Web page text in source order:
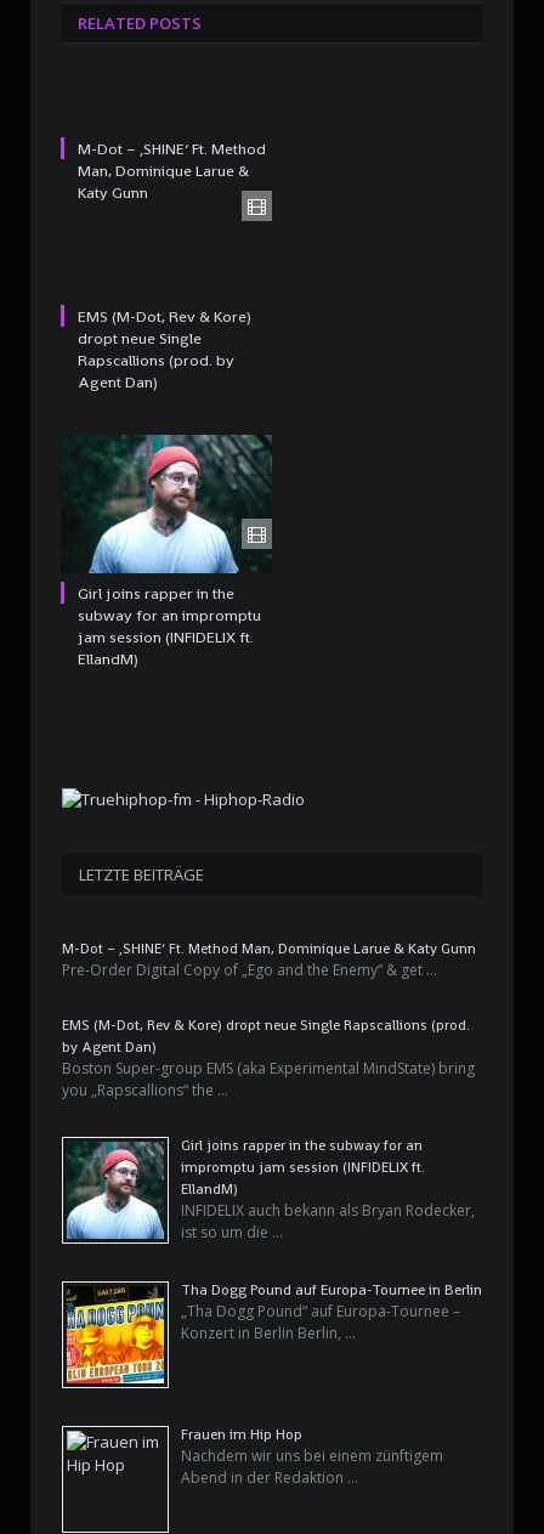
RELATED POSTS
M-Dot – ‚SHINE‘ Ft. Method
Man, Dominique Larue &
Katy Gunn
EMS (M-Dot, Rev & Kore)
dropt neue Single
Rapscallions (prod. by
Agent Dan)
Girl joins rapper in the
subway for an impromptu
jam session (INFIDELIX ft.
EllandM)
LETZTE BEITRÄGE
M-Dot – ‚SHINE‘ Ft. Method Man, Dominique Larue & Katy Gunn
Pre-Order Digital Copy of „Ego and the Enemy“ & get …
EMS (M-Dot, Rev & Kore) dropt neue Single Rapscallions (prod.
by Agent Dan)
Boston Super-group EMS (aka Experimental MindState) bring
you „Rapscallions“ the …
Girl joins rapper in the subway for an
impromptu jam session (INFIDELIX ft.
EllandM)
INFIDELIX auch bekann als Bryan Rodecker,
ist so um die …
Tha Dogg Pound auf Europa-Tournee in Berlin
„Tha Dogg Pound“ auf Europa-Tournee –
Konzert in Berlin Berlin, …
Frauen im Hip Hop
Nachdem wir uns bei einem zünftigem
Abend in der Redaktion …